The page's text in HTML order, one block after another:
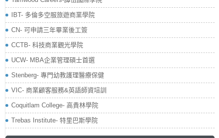
IBT- 多倫多空服旅遊商業學院
CN- 可申請三年畢業後工簽
CCTB- 科技商業觀光學院
UCW- MBA企業管理碩士首選
Stenberg- 專門幼教護理醫療保健
VIC- 商業顧客服務&英語師資培訓
Coquitlam College- 高貴林學院
Trebas Institute- 特里巴斯學院